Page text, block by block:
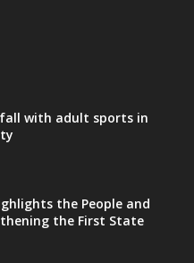
with adult sports in
the People and
the First State